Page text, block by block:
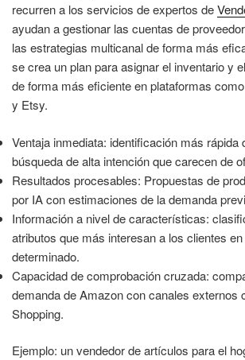
recurren a los servicios de expertos de
ayudan a gestionar las cuentas de
las estrategias multicanal de forma más
se crea un plan para asignar el inventario y
de forma más eficiente en plataformas
y Etsy.
Ventaja inmediata: identificación más rápida
búsqueda de alta intención que carecen de
Resultados procesables: Propuestas de
por IA con estimaciones de la demanda
Información a nivel de características:
atributos que más interesan a los clientes
determinado.
Capacidad de comprobación cruzada:
demanda de Amazon con canales externos
Shopping.
Ejemplo: un vendedor de artículos para el